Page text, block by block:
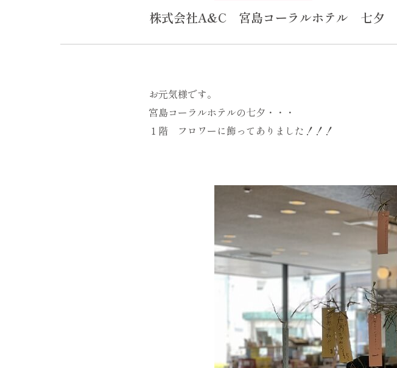
株式会社A&C 宮島コーラルホテル 七夕
お元気様です。
宮島コーラルホテルの七夕・・・
１階 フロワーに飾ってありました！！！